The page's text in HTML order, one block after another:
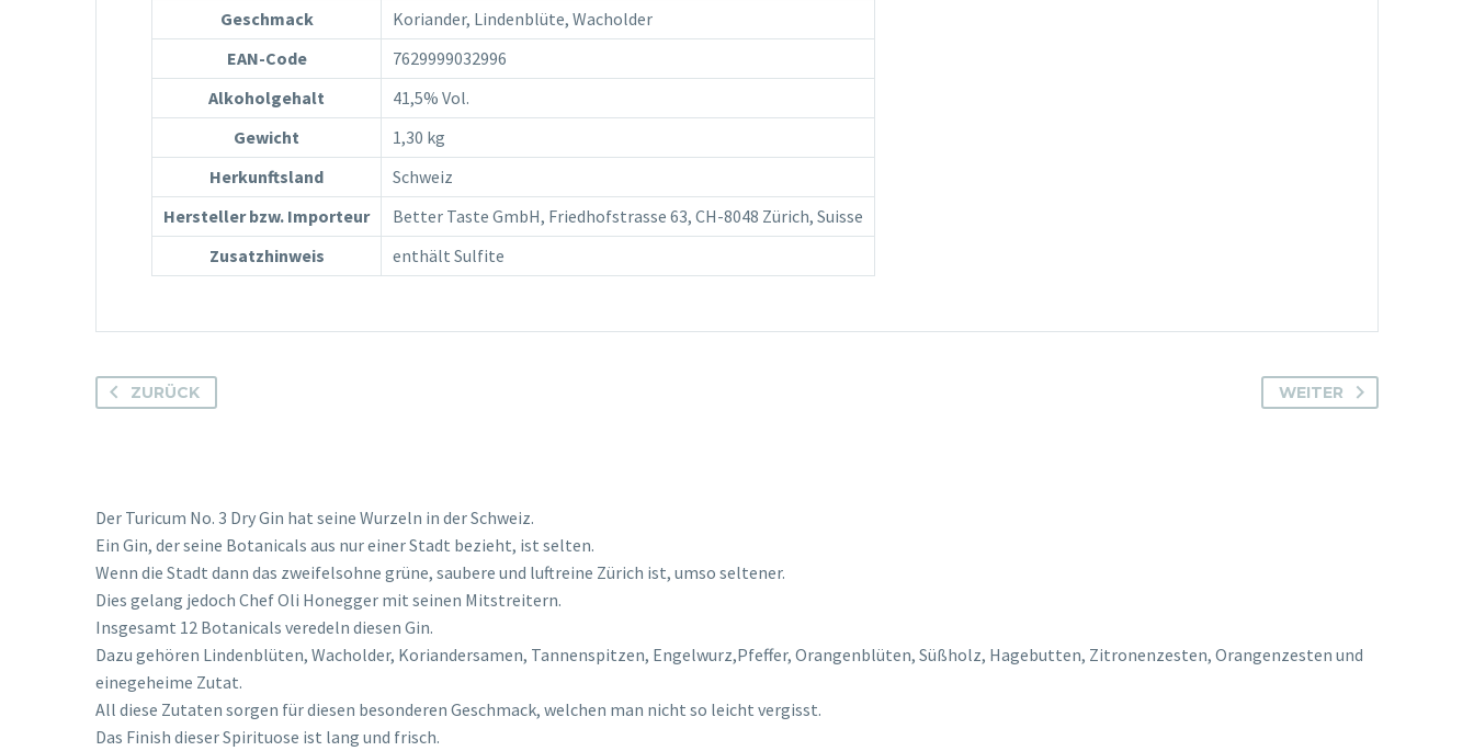
Geschmack
Koriander, Lindenblüte, Wacholder
EAN-Code
7629999032996
Alkoholgehalt
41,5% Vol.
Gewicht
1,30 kg
Herkunftsland
Schweiz
Hersteller bzw. Importeur
Better Taste GmbH, Friedhofstrasse 63, CH-8048 Zürich, Suisse
Zusatzhinweis
enthält Sulfite
ZURÜCK WEITER
Der Turicum No. 3 Dry Gin hat seine Wurzeln in der Schweiz.
Ein Gin, der seine Botanicals aus nur einer Stadt bezieht, ist selten.
Wenn die Stadt dann das zweifelsohne grüne, saubere und luftreine Zürich ist, umso seltener.
Dies gelang jedoch Chef Oli Honegger mit seinen Mitstreitern.
Insgesamt 12 Botanicals veredeln diesen Gin.
Dazu gehören Lindenblüten, Wacholder, Koriandersamen, Tannenspitzen, Engelwurz,Pfeffer, Orangenblüten, Süßholz, Hagebutten, Zitronenzesten, Orangenzesten und
einegeheime Zutat.
All diese Zutaten sorgen für diesen besonderen Geschmack, welchen man nicht so leicht vergisst.
Das Finish dieser Spirituose ist lang und frisch.